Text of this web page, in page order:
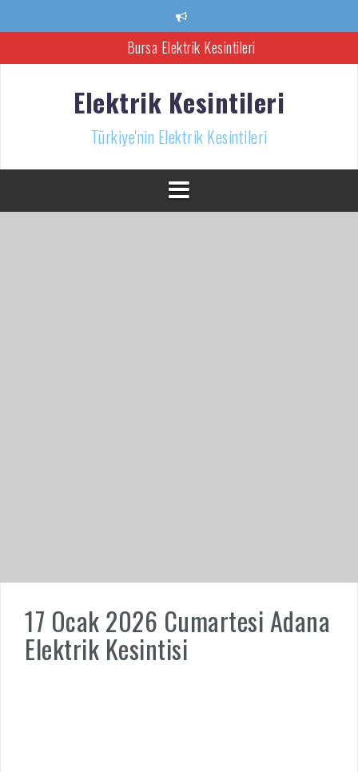
Bursa Elektrik Kesintileri
Türkiye’nin Elektrik Kesintileri Haber Kaynağı
İzmir Elektrik Kesintisi
Elektrik Kesintileri
Türkiye'nin Elektrik Kesintileri
17 Ocak 2026 Cumartesi Adana
Elektrik Kesintisi